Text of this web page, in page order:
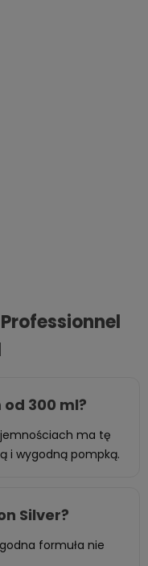
300 ml?
ma tę
i wygodną pompką.
Silver?
formuła nie